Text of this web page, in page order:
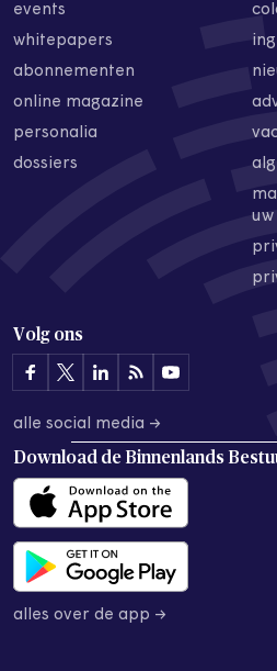
events
whitepapers
abonnementen
online magazine
personalia
dossiers
Volg ons
alle social media →
Download de Binnenlands
alles over de app →